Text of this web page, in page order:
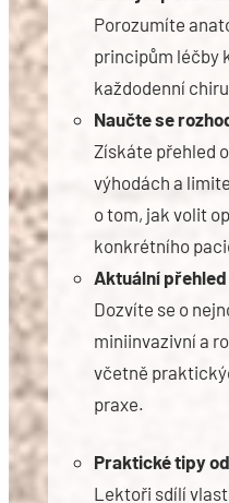
Porozumíte
principům léčby
každodenní
Naučte se
Získáte přehled
výhodách a
o tom, jak volit
konkrétního
Aktuální
Dozvíte se o
miniinvazivní a
včetně
praxe.
Praktické tipy
Lektoři sdílí